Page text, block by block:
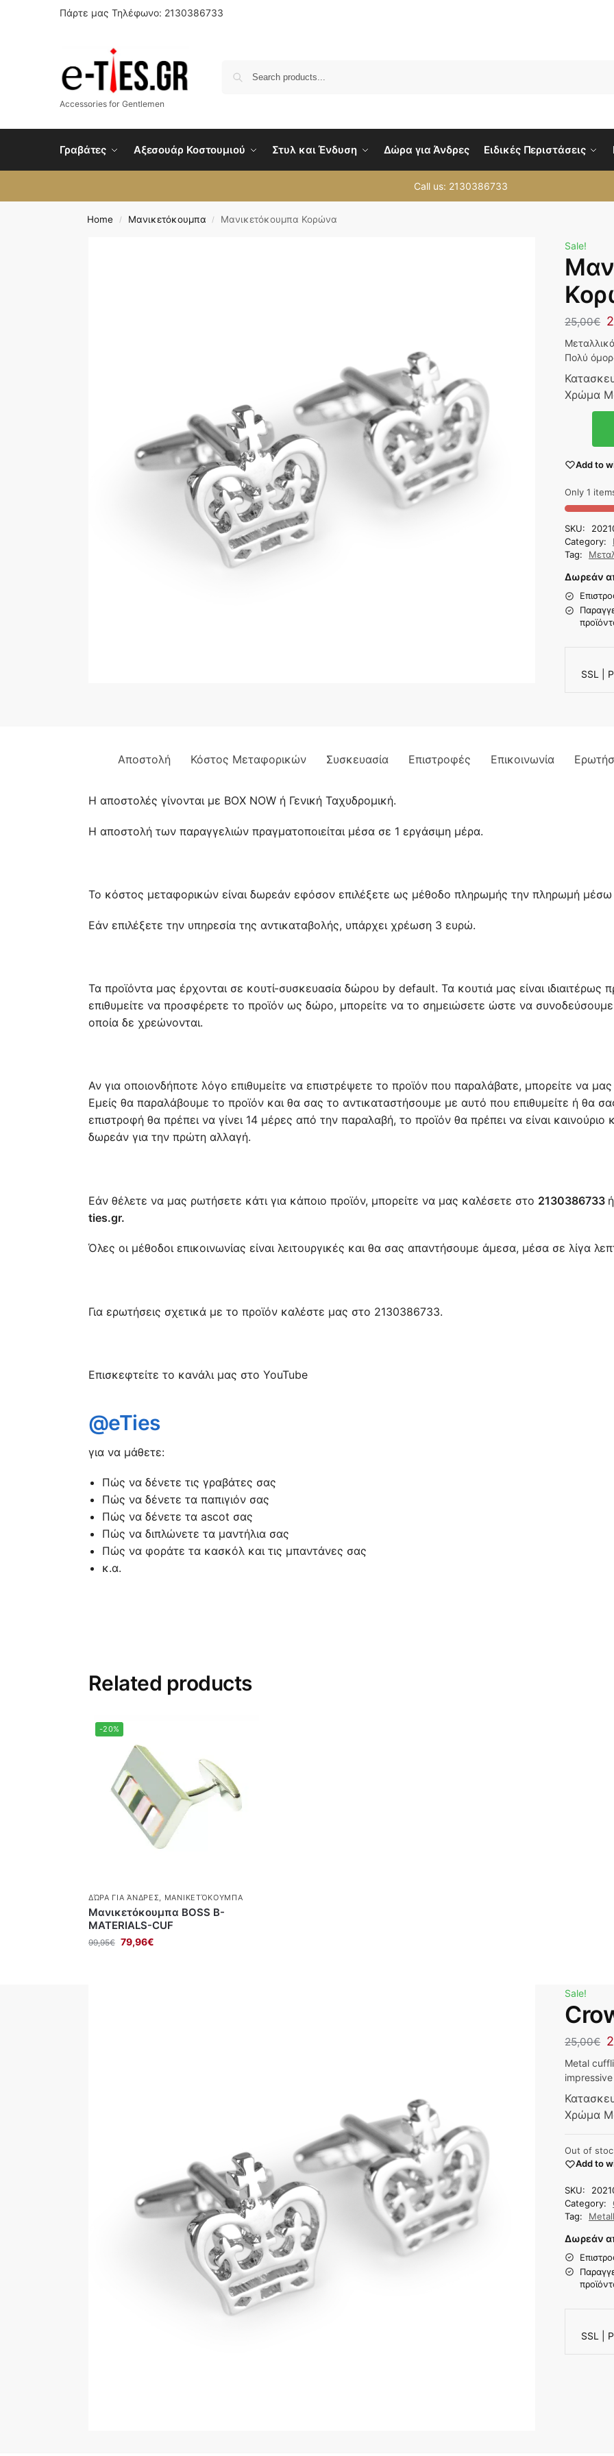
Πάρτε μας Τηλέφωνο: 2130386733
Accessories for Gentlemen
Γραβάτες Αξεσουάρ Κοστουμιού Στυλ και Ένδυση Δώρα για Άνδρες Ειδικές Περιστάσεις
Call us: 2130386733
Home / Μανικετόκουμπα / Μανικετόκουμπα Κορώνα
Sale!
25,00€
Πολύ
Χρώμα
Add to
Only 1
SKU:
Category:
Tag:
Δωρεάν
SSL |
Αποστολή Κόστος Μεταφορικών Συσκευασία Επιστροφές Επικοινωνία
Η αποστολές γίνονται με BOX NOW ή Γενική Ταχυδρομική.
Η αποστολή των παραγγελιών πραγματοποιείται μέσα σε 1 εργάσιμη μέρα.
Το κόστος μεταφορικών είναι δωρεάν εφόσον επιλέξετε ως μέθοδο πληρωμής την πληρωμή
Εάν επιλέξετε την υπηρεσία της αντικαταβολής, υπάρχει χρέωση 3 ευρώ.
Τα προϊόντα μας έρχονται σε κουτί-συσκευασία δώρου by default. Τα κουτιά μας είναι ιδιαιτέρως
επιθυμείτε να προσφέρετε το προϊόν ως δώρο, μπορείτε να το σημειώσετε ώστε να
οποία δε χρεώνονται.
Αν για οποιονδήποτε λόγο επιθυμείτε να επιστρέψετε το προϊόν που παραλάβατε, μπορείτε να
Εμείς θα παραλάβουμε το προϊόν και θα σας το αντικαταστήσουμε με αυτό που επιθυμείτε ή θα
επιστροφή θα πρέπει να γίνει 14 μέρες από την παραλαβή, το προϊόν θα πρέπει να είναι καινούριο
δωρεάν για την πρώτη αλλαγή.
Εάν θέλετε να μας ρωτήσετε κάτι για κάποιο προϊόν, μπορείτε να μας καλέσετε στο 2130386733
ties.gr.
Όλες οι μέθοδοι επικοινωνίας είναι λειτουργικές και θα σας απαντήσουμε άμεσα, μέσα σε λίγα
Για ερωτήσεις σχετικά με το προϊόν καλέστε μας στο 2130386733.
Επισκεφτείτε το κανάλι μας στο YouTube
@eTies
για να μάθετε:
Πώς να δένετε τις γραβάτες σας
Πώς να δένετε τα παπιγιόν σας
Πώς να δένετε τα ascot σας
Πώς να διπλώνετε τα μαντήλια σας
Πώς να φοράτε τα κασκόλ και τις μπαντάνες σας
κ.α.
Related products
-20%
ΔΏΡΑ ΓΙΑ ΆΝΔΡΕΣ ΜΑΝΙΚΕΤΌΚΟΥΜΠΑ
Μανικετόκουμπα BOSS B-
MATERIALS-CUF
99,95€ 79,96€
Sale!
25,00€
Metal
Χρώμα
Out of
Add to
SKU:
Category:
Tag:
Δωρεάν
SSL |